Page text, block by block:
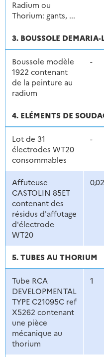
Radium ou
Thorium: gants, ...
3. BOUSSOLE
Boussole modèle
1922 contenant
de la peinture au
radium
-
4. ELÉMENTS DE
Lot de 31
électrodes WT20
consommables
-
Affuteuse
CASTOLIN 85ET
contenant des
résidus d'affutage
d'électrode
WT20
0,02
5. TUBES AU THORIUM
Tube RCA
DEVELOPMENTAL
TYPE C21095C ref
X5262 contenant
une pièce
mécanique au
thorium
1